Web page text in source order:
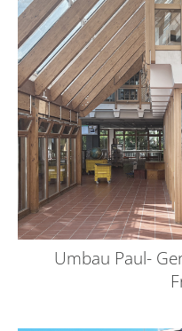
Umbau Paul-